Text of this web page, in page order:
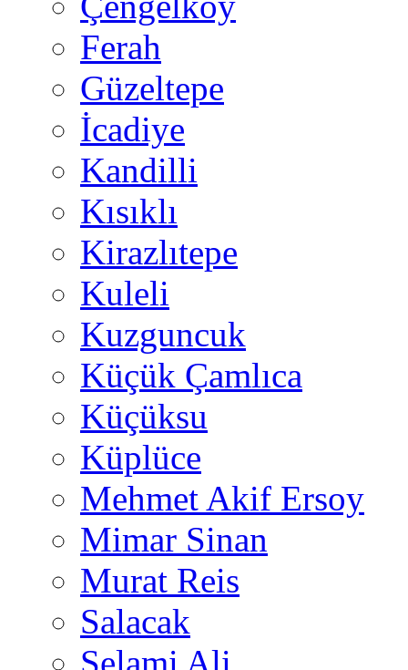
Ferah
Güzeltepe
İcadiye
Kandilli
Kısıklı
Kirazlıtepe
Kuleli
Kuzguncuk
Küçük Çamlıca
Küçüksu
Küplüce
Mehmet Akif Ersoy
Mimar Sinan
Murat Reis
Salacak
Selami Ali